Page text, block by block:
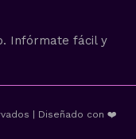
Infórmate fácil y
| Diseñado con ❤️